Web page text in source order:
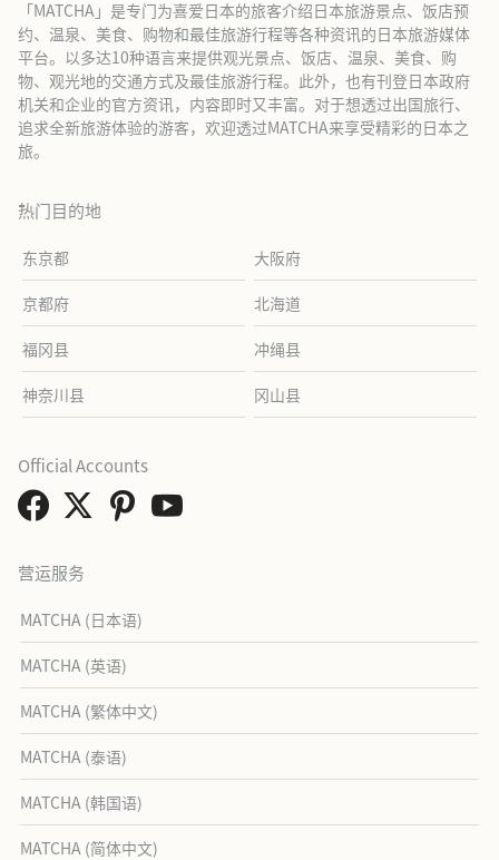
「MATCHA」是专门为喜爱日本的旅客介绍日本旅游景点、饭店预
约、温泉、美食、购物和最佳旅游行程等各种资讯的日本旅游媒体
平台。以多达10种语言来提供观光景点、饭店、温泉、美食、购
物、观光地的交通方式及最佳旅游行程。此外，也有刊登日本政府
机关和企业的官方资讯，内容即时又丰富。对于想透过出国旅行、
追求全新旅游体验的游客，欢迎透过MATCHA来享受精彩的日本之
旅。
热门目的地
东京都 大阪府
京都府 北海道
福冈县 冲绳县
神奈川县 冈山县
营运服务
MATCHA (日本语)
MATCHA (英语)
MATCHA (繁体中文)
MATCHA (泰语)
MATCHA (韩国语)
MATCHA (简体中文)
Official Accounts